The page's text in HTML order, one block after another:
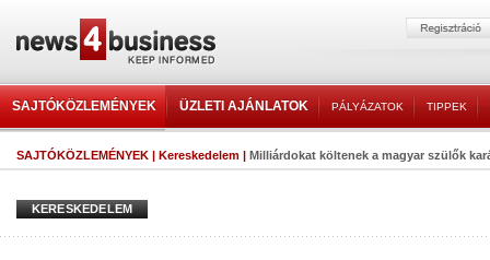
SAJTÓKÖZLEMÉNYEK ÜZLETI AJÁNLATOK PÁLYÁZATOK TIPPEK
SAJTÓKÖZLEMÉNYEK | Kereskedelem | Milliárdokat költenek a magyar szülők
KERESKEDELEM